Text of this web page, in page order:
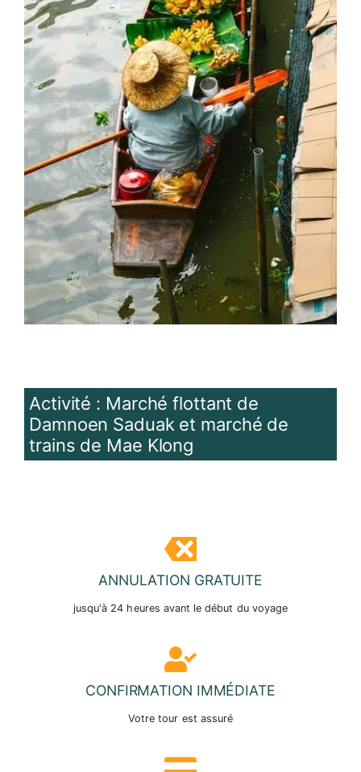
Activité : Marché flottant de
Damnoen Saduak et marché de
trains de Mae Klong
ANNULATION GRATUITE
jusqu'à 24 heures avant le début du voyage
CONFIRMATION IMMÉDIATE
Votre tour est assuré